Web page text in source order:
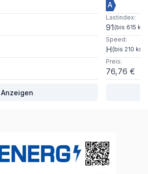
Anzeigen
A
Lastindex:
91(bis 615 kg
Speed:
H (bis 210 km/
Preis:
76,76 €